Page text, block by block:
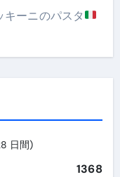
ーニのパスタ
日間)
1368